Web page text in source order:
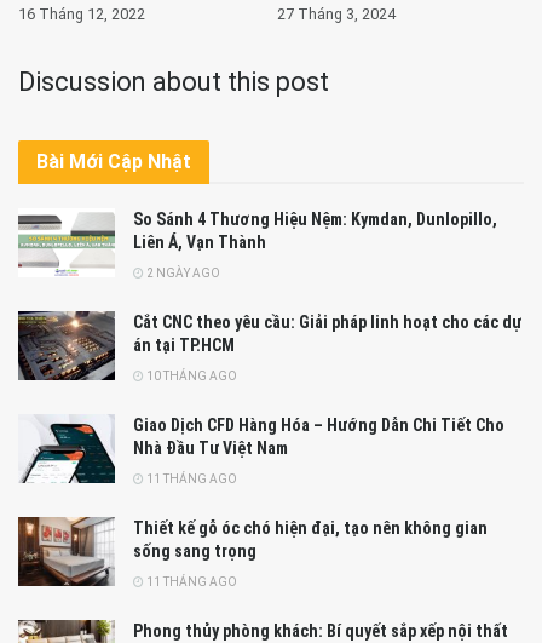
16 Tháng 12, 2022 27 Tháng 3, 2024
Discussion about this post
Bài Mới Cập Nhật
So Sánh 4 Thương Hiệu Nệm: Kymdan, Dunlopillo,
Liên Á, Vạn Thành
2 NGÀY AGO
Cắt CNC theo yêu cầu: Giải pháp linh hoạt cho các dự
án tại TP.HCM
10 THÁNG AGO
Giao Dịch CFD Hàng Hóa – Hướng Dẫn Chi Tiết Cho
Nhà Đầu Tư Việt Nam
11 THÁNG AGO
Thiết kế gỗ óc chó hiện đại, tạo nên không gian
sống sang trọng
11 THÁNG AGO
Phong thủy phòng khách: Bí quyết sắp xếp nội thất